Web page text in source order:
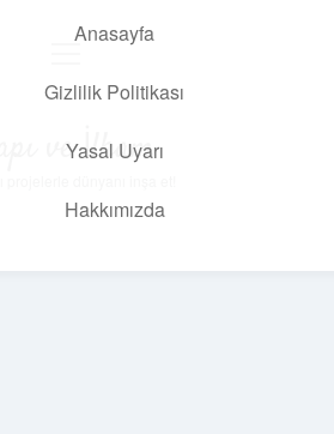
Anasayfa
Gizlilik Politikası
Yasal Uyarı
Hakkımızda
Yapı ve İlham